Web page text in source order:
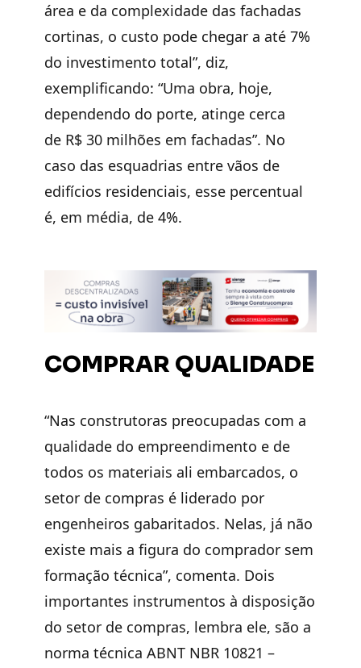
área e da complexidade das fachadas
cortinas, o custo pode chegar a até 7%
do investimento total”, diz,
exemplificando: “Uma obra, hoje,
dependendo do porte, atinge cerca
de R$ 30 milhões em fachadas”. No
caso das esquadrias entre vãos de
edifícios residenciais, esse percentual
é, em média, de 4%.
COMPRAR QUALIDADE
“Nas construtoras preocupadas com a
qualidade do empreendimento e de
todos os materiais ali embarcados, o
setor de compras é liderado por
engenheiros gabaritados. Nelas, já não
existe mais a figura do comprador sem
formação técnica”, comenta. Dois
importantes instrumentos à disposição
do setor de compras, lembra ele, são a
norma técnica ABNT NBR 10821 –